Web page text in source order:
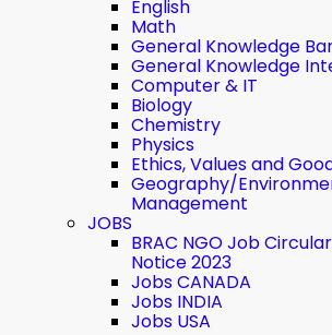
English
Math
General Knowledge
General Knowledge
Computer & IT
Biology
Chemistry
Physics
Ethics, Values ​​and
Geography/
Management
JOBS
BRAC NGO Job
Notice 2023
Jobs CANADA
Jobs INDIA
Jobs USA